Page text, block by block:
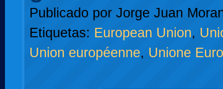
Publicado por Jorge Juan
Etiquetas: European Union,
Union européenne, Unione